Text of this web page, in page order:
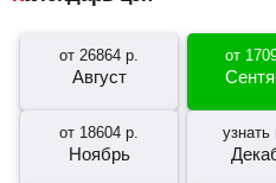
от26864 р.
Август
от
от 18604 р.
Ноябрь
узнать